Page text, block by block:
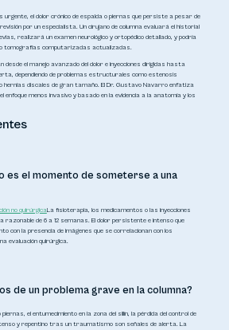
urgente, el dolor crónico de espalda o piernas que persiste a pesar de
por un especialista. Un cirujano de columna evaluará el historial
realizará un examen neurológico y ortopédico detallado, y podría
tomografías computarizadas actualizadas.
el manejo avanzado del dolor e inyecciones dirigidas hasta
dependiendo de problemas estructurales como estenosis
hernias discales de gran tamaño. El Dr. Gustavo Navarro enfatiza
enfoque menos invasivo y basado en la evidencia a la anatomía y los
es el momento de someterse a una
no quirúrgicaLa fisioterapia, los medicamentos o las inyecciones
de 6 a 12 semanas. El dolor persistente e intenso que
con la presencia de imágenes que se correlacionan con los
evaluación quirúrgica.
de un problema grave en la columna?
el entumecimiento en la zona del sillín, la pérdida del control de
y repentino tras un traumatismo son señales de alerta. La